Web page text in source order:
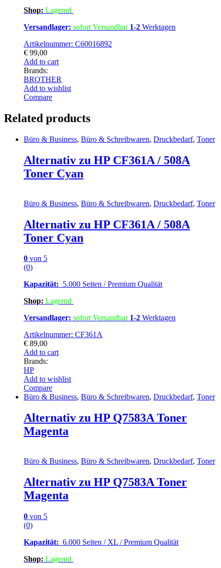
Shop: Lagernd
Versandlager: sofort Versandbar 1-2 Werktagen
Artikelnummer: C60016892
€ 99,00
Add to cart
Brands:
BROTHER
Add to wishlist
Compare
Related products
Büro & Business, Büro & Schreibwaren, Druckbedarf, Toner
Alternativ zu HP CF361A / 508A
Toner Cyan
Büro & Business, Büro & Schreibwaren, Druckbedarf, Toner
Alternativ zu HP CF361A / 508A
Toner Cyan
0 von 5
(0)
Kapazität: 5.000 Seiten / Premium Qualität
Shop: Lagernd
Versandlager: sofort Versandbar 1-2 Werktagen
Artikelnummer: CF361A
€ 89,00
Add to cart
Brands:
HP
Add to wishlist
Compare
Büro & Business, Büro & Schreibwaren, Druckbedarf, Toner
Alternativ zu HP Q7583A Toner
Magenta
Büro & Business, Büro & Schreibwaren, Druckbedarf, Toner
Alternativ zu HP Q7583A Toner
Magenta
0 von 5
(0)
Kapazität: 6.000 Seiten / XL / Premium Qualität
Shop: Lagernd